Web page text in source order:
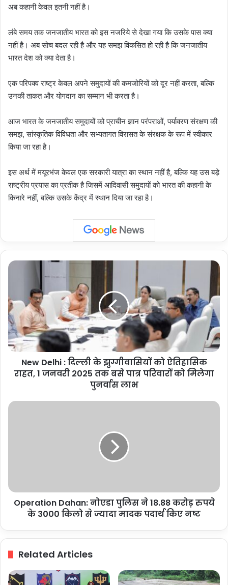
अब कहानी केवल इतनी नहीं है।
लंबे समय तक जनजातीय भारत को इस नजरिये से देखा गया कि उसके पास क्या
नहीं है। अब सोच बदल रही है और यह समझ विकसित हो रही है कि जनजातीय
भारत देश को क्या देता है।
एक परिपक्व राष्ट्र केवल अपने समुदायों की कमजोरियों को दूर नहीं करता, बल्कि
उनकी ताकत और योगदान का सम्मान भी करता है।
आज भारत के जनजातीय समुदायों को प्राचीन ज्ञान परंपराओं, पर्यावरण संरक्षण की
समझ, सांस्कृतिक विविधता और सभ्यतागत विरासत के संरक्षक के रूप में स्वीकार
किया जा रहा है।
इस अर्थ में मयूरभंज केवल एक सरकारी यात्रा का स्थान नहीं है, बल्कि यह उस बड़े
राष्ट्रीय प्रयास का प्रतीक है जिसमें आदिवासी समुदायों को भारत की कहानी के
किनारे नहीं, बल्कि उसके केंद्र में स्थान दिया जा रहा है।
New
दिल्ली
के
झुग्गीवासियों
को
ऐतिहासिक
राहत,
जनवरी
बसे
New Delhi : दिल्ली के झुग्गीवासियों को ऐतिहासिक
राहत, 1 जनवरी 2025 तक बसे पात्र परिवारों को मिलेगा
पुनर्वास लाभ
Operation
के
3000
पदार्थ
नष्ट
Operation Dahan: नोएडा पुलिस ने 18.88 करोड़ रुपये
के 3000 किलो से ज्यादा मादक पदार्थ किए नष्ट
Related Articles